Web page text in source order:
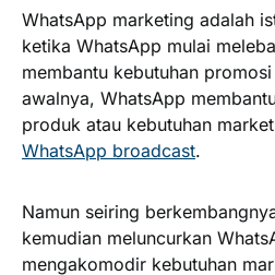
WhatsApp marketing adalah
ketika WhatsApp mulai
membantu kebutuhan
awalnya, WhatsApp
produk atau kebutuhan
WhatsApp broadcast.
Namun seiring
kemudian meluncurkan
mengakomodir kebutuhan